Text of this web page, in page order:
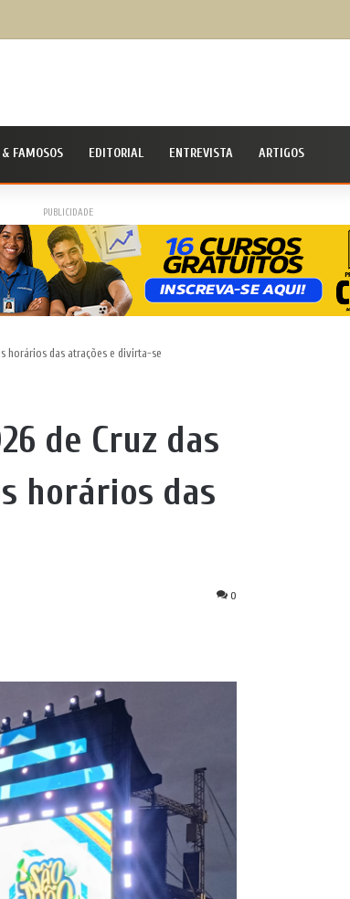
para eleitores que têm dificuldade para votar; saiba como participar
FAMOSOS EDITORIAL ENTREVISTA ARTIGOS
PUBLICIDADE
horários das atrações e divirta-se
de Cruz das
horários das
0